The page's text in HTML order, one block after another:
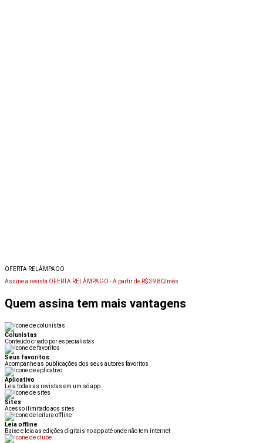
OFERTA RELÂMPAGO
Assine a revista OFERTA RELÂMPAGO -A partir de R$ 39,80/mês
Quem assina tem mais vantagens
Colunistas
Conteúdo criado por especialistas
Seus favoritos
Acompanhe as publicações dos seus autores favoritos
Aplicativo
Leia todas as revistas em um só app
Sites
Acesso ilimitado aos sites
Leia offline
Baixe e leia as edições digitais no app até onde não tem internet